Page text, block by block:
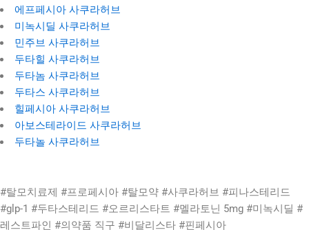
에프페시아 사쿠라허브
미녹시딜 사쿠라허브
민주브 사쿠라허브
두타힐 사쿠라허브
두타놈 사쿠라허브
두타스 사쿠라허브
힐페시아 사쿠라허브
아보스테라이드 사쿠라허브
두타놀 사쿠라허브
#탈모치료제 #프로페시아 #탈모약 #사쿠라허브 #피나스테리드
#glp-1 #두타스테리드 #오르리스타트 #멜라토닌 5mg #미녹시딜 #
레스트파인 #의약품 직구 #비달리스타 #핀페시아